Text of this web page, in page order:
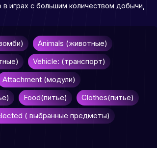
играх с большим количеством добычи,
Animals (животные)
Vehicle: (транспорт)
Attachment (модули)
Food(питье)
Clothes(питье)
( выбранные предметы)